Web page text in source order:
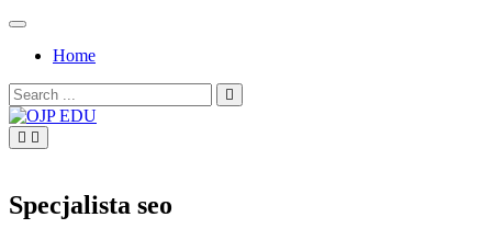
Skip
contentHome
Search
for:
Specjalista seo